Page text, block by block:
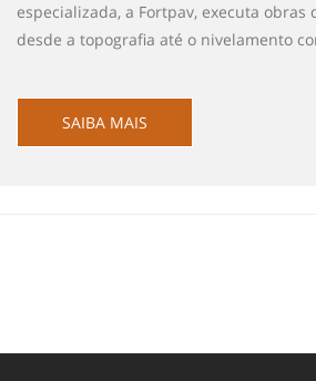
especializada, a Fortpav, executa obras
desde a topografia até o nivelamento
SAIBA MAIS